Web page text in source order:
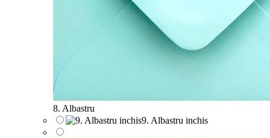
8. Albastru
9. Albastru inchis